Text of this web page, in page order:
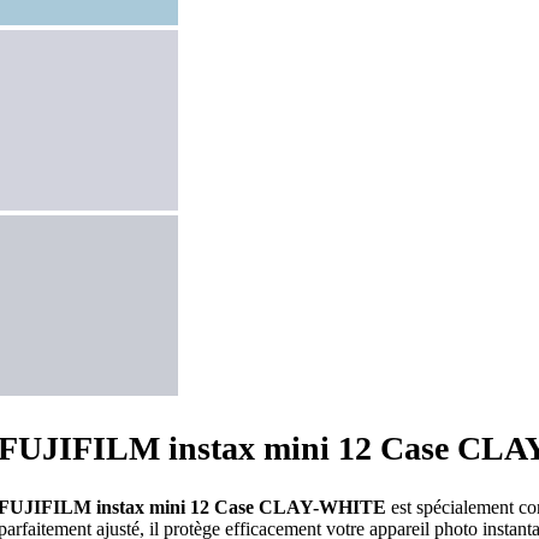
instax mini 12 Case
instax mini 12 Case CLAY-WHITE est spécialement
ajusté, il protège efficacement votre appareil photo